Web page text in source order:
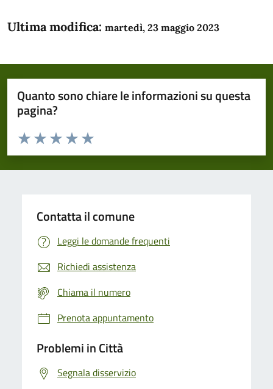
Ultima modifica: martedì, 23 maggio 2023
Quanto sono chiare le informazioni su questa
pagina?
Domanda
Valuta da 1 a 5 stelle la pagina
Valuta 5 stelle su 5
Valuta 4 stelle su 5
Valuta 3 stelle su 5
Valuta 2 stelle su 5
Valuta 1 stelle su 5
Contatta il comune
Leggi le domande frequenti
Richiedi assistenza
Chiama il numero
Prenota appuntamento
Problemi in Città
Segnala disservizio